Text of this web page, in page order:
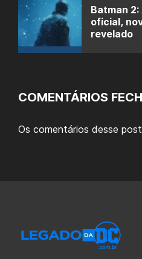
Batman
oficial,
revelado
COMENTÁRIOS
Os comentários desse